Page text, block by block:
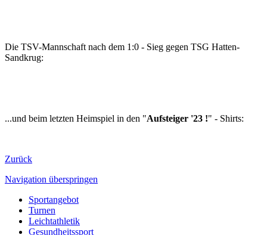
Die TSV-Mannschaft nach dem 1:0 - Sieg gegen TSG Hatten-
Sandkrug:
...und beim letzten Heimspiel in den "Aufsteiger '23 !" - Shirts:
Zurück
Navigation überspringen
Sportangebot
Turnen
Leichtathletik
Gesundheitssport